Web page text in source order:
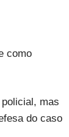
como
mas
do caso